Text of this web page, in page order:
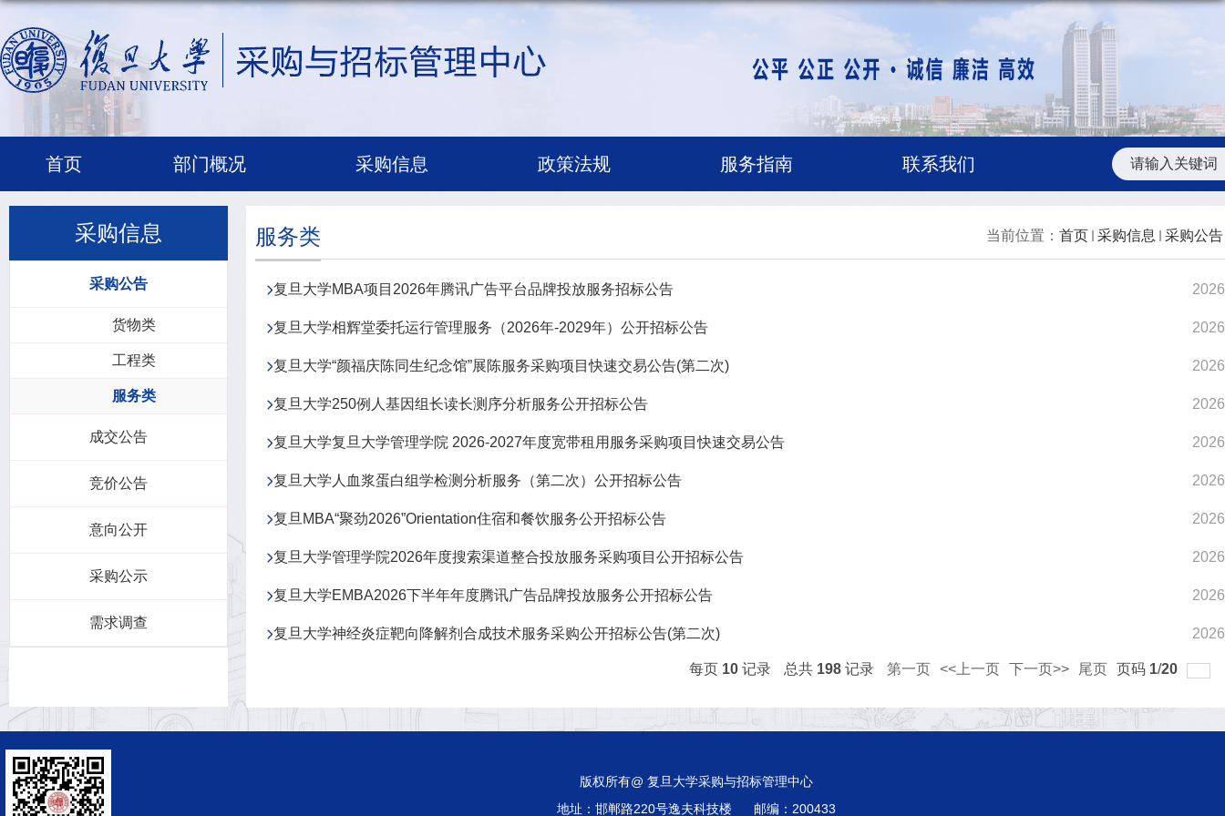
首页 部门概况 采购信息 政策法规 服务指南 联系我们
采购信息
采购公告
货物类
工程类
服务类
成交公告
竞价公告
意向公开
采购公示
需求调查
当前位置： 首页 采购信息 采购公告
服务类
复旦大学MBA项目2026年腾讯广告平台品牌投放服务招标公告
复旦大学相辉堂委托运行管理服务（2026年-2029年）公开招标公告
复旦大学“颜福庆陈同生纪念馆”展陈服务采购项目快速交易公告(第二次)
复旦大学250例人基因组长读长测序分析服务公开招标公告
复旦大学复旦大学管理学院 2026-2027年度宽带租用服务采购项目快速交易公告
复旦大学人血浆蛋白组学检测分析服务（第二次）公开招标公告
复旦MBA“聚劲2026”Orientation住宿和餐饮服务公开招标公告
复旦大学管理学院2026年度搜索渠道整合投放服务采购项目公开招标公告
复旦大学EMBA2026下半年年度腾讯广告品牌投放服务公开招标公告
复旦大学神经炎症靶向降解剂合成技术服务采购公开招标公告(第二次)
每页 10 记录 总共 198 记录 第一页 <<上一页 下一页>> 尾页 页码 1/20
版权所有@ 复旦大学采购与招标管理中心
地址：邯郸路220号逸夫科技楼
邮编：200433